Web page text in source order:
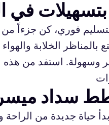
في
فوري، كن جزءاً من
الخلابة
استفد من هذه
سداد
جديدة من الراحة